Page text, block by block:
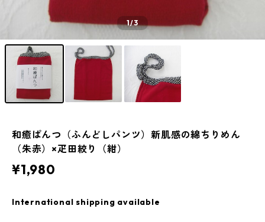
1/3
和癒ぱんつ（ふんどしパンツ）新肌感の綿ちりめん
（朱赤）×疋田絞り（紺）
¥1,980
International shipping available